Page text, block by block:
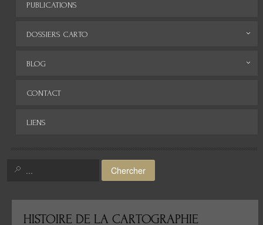
PUBLICATIONS
DOSSIERS CARTO
Monde
Moyen-Orient
Histoire de la cartographie
Cartes insolites, anciennes...
BLOG
Archives
CONTACT
LIENS
Chercher
HISTOIRE DE LA CARTOGRAPHIE